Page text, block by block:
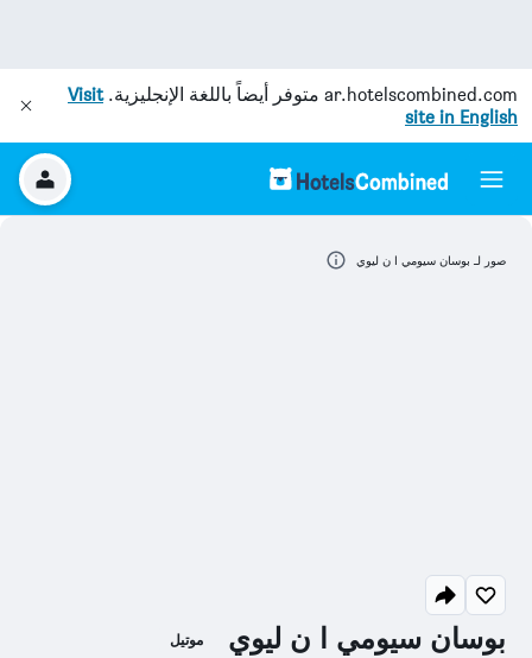
ar.hotelscombined.com متوفر أيضاً باللغة الإنجليزية.Visit
site in English
بوسان سيومي ا ن ليوي موتيل
صور لـ بوسان سيومي ا ن ليوي